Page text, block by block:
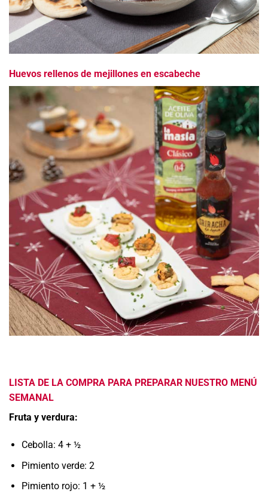
Huevos rellenos de mejillones en escabeche
LISTA DE LA COMPRA PARA PREPARAR NUESTRO MENÚ
SEMANAL
Fruta y verdura:
Cebolla: 4 + ½
Pimiento verde: 2
Pimiento rojo: 1 + ½